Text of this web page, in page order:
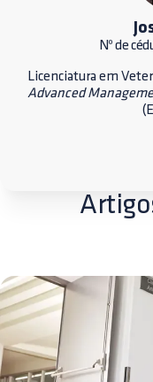
Nº de
Licenciatura em
Advanced